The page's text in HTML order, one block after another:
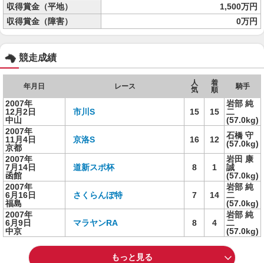
収得賞金（平地）
1,500万円
収得賞金（障害）
0万円
競走成績
年月日 レース
人
気
着
順
騎手
2007年
12月2日
中山
市川S 15 15
岩部 純
二
(57.0kg)
2007年
11月4日
京都
京洛S 16 12
石橋 守
(57.0kg)
2007年
7月14日
函館
道新スポ杯 8 1
岩田 康
誠
(57.0kg)
2007年
6月16日
福島
さくらんぼ特 7 14
岩部 純
二
(57.0kg)
2007年
6月9日
中京
マラヤンRA 8 4
岩部 純
二
(57.0kg)
もっと見る